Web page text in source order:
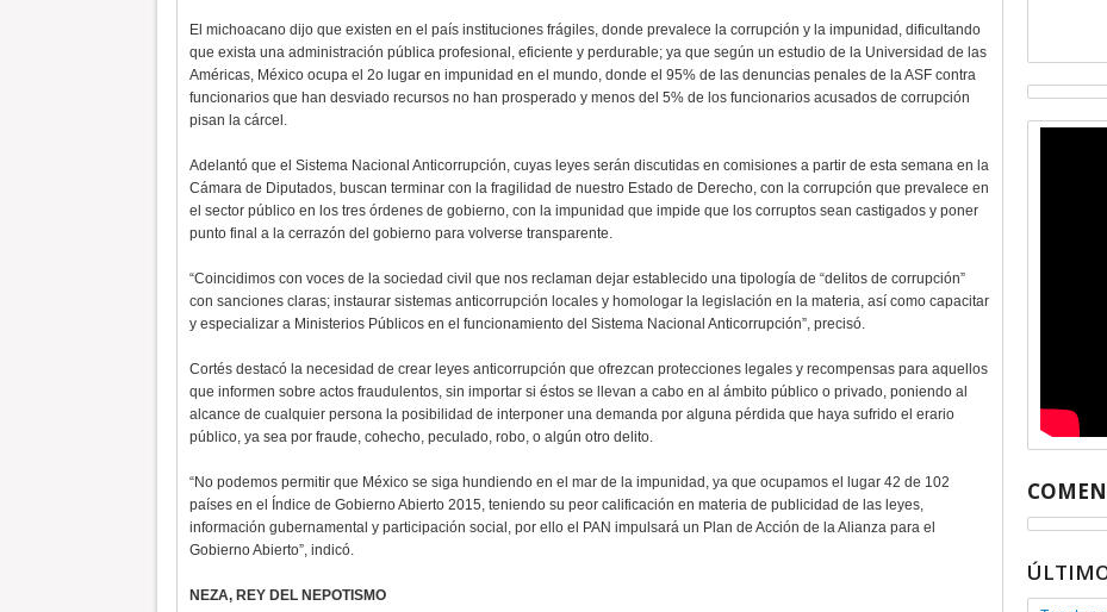
El michoacano dijo que existen en el país instituciones frágiles, donde prevalece la corrupción y la impunidad, dificultando
que exista una administración pública profesional, eficiente y perdurable; ya que según un estudio de la Universidad de las
Américas, México ocupa el 2o lugar en impunidad en el mundo, donde el 95% de las denuncias penales de la ASF contra
funcionarios que han desviado recursos no han prosperado y menos del 5% de los funcionarios acusados de corrupción
pisan la cárcel.
Adelantó que el Sistema Nacional Anticorrupción, cuyas leyes serán discutidas en comisiones a partir de esta semana en la
Cámara de Diputados, buscan terminar con la fragilidad de nuestro Estado de Derecho, con la corrupción que prevalece en
el sector público en los tres órdenes de gobierno, con la impunidad que impide que los corruptos sean castigados y poner
punto final a la cerrazón del gobierno para volverse transparente.
“Coincidimos con voces de la sociedad civil que nos reclaman dejar establecido una tipología de “delitos de corrupción”
con sanciones claras; instaurar sistemas anticorrupción locales y homologar la legislación en la materia, así como capacitar
y especializar a Ministerios Públicos en el funcionamiento del Sistema Nacional Anticorrupción”, precisó.
Cortés destacó la necesidad de crear leyes anticorrupción que ofrezcan protecciones legales y recompensas para aquellos
que informen sobre actos fraudulentos, sin importar si éstos se llevan a cabo en al ámbito público o privado, poniendo al
alcance de cualquier persona la posibilidad de interponer una demanda por alguna pérdida que haya sufrido el erario
público, ya sea por fraude, cohecho, peculado, robo, o algún otro delito.
“No podemos permitir que México se siga hundiendo en el mar de la impunidad, ya que ocupamos el lugar 42 de 102
países en el Índice de Gobierno Abierto 2015, teniendo su peor calificación en materia de publicidad de las leyes,
información gubernamental y participación social, por ello el PAN impulsará un Plan de Acción de la Alianza para el
Gobierno Abierto”, indicó.
NEZA, REY DEL NEPOTISMO